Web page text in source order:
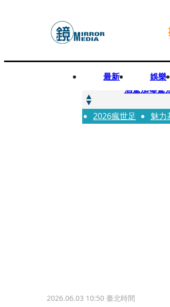
最新 娛樂
快訊
酒駕加毒駕
快訊
Ozone黃文
2026瘋世足 魅力
2026.06.03 10:50臺北時間